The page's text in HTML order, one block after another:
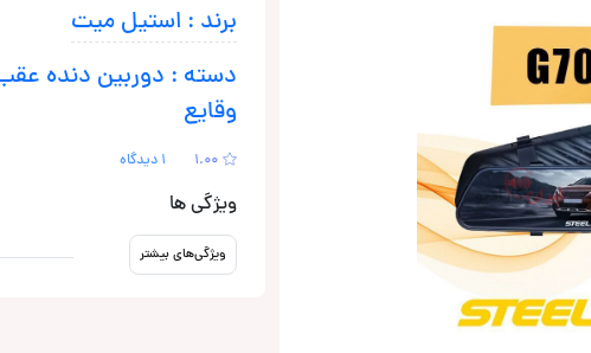
برند : استیل میت
دسته : دوربین دنده
وقایع
1.00 1 دیدگاه
ویژگی ها
ویژگی‌های بیشتر